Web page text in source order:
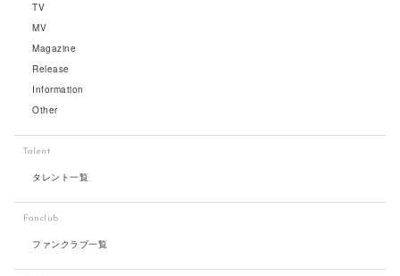
TV
MV
Magazine
Release
Information
Other
Talent
タレント一覧
Fanclub
ファンクラブ一覧